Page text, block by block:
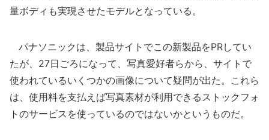
量ボディも実現させたモデルとなっている。
パナソニックは、製品サイトでこの新製品をPRしてい
たが、27日ごろになって、写真愛好者らから、サイトで
使われているいくつかの画像について疑問が出た。これら
は、使用料を支払えば写真素材が利用できるストックフォ
トのサービスを使っているのではないかというものだ。